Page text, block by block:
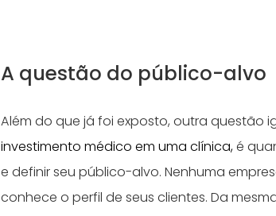
A questão do público-alvo
Além do que já foi exposto, outra questão
investimento médico em uma clínica,é
e definir seu público-alvo. Nenhuma
conhece o perfil de seus clientes. Da